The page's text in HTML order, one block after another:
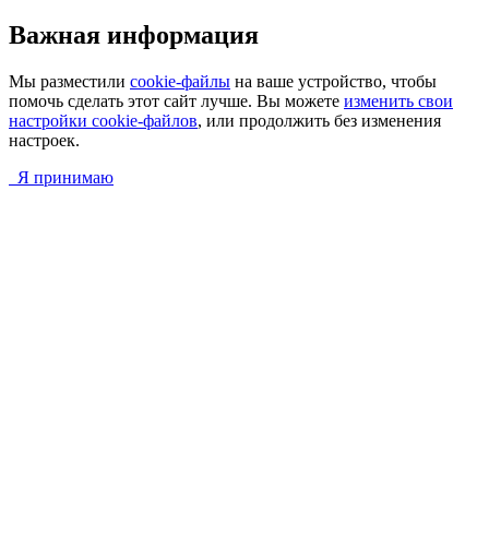
Важная информация
Мы разместили cookie-файлы на ваше устройство, чтобы
помочь сделать этот сайт лучше. Вы можете изменить свои
настройки cookie-файлов, или продолжить без изменения
настроек.
Я принимаю